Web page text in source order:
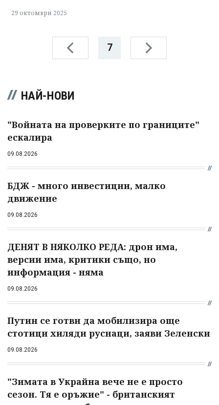
29 октомври 2025
7
НАЙ-НОВИ
"Войната на проверките по границите"
ескалира
09.08.2026
БДЖ - много инвестиции, малко
движение
09.08.2026
ДЕНЯТ В НЯКОЛКО РЕДА: дрон има,
версии има, критики също, но
информация - няма
09.08.2026
Путин се готви да мобилизира още
стотици хиляди руснаци, заяви Зеленски
09.08.2026
"Зимата в Украйна вече не е просто
сезон. Тя е оръжие" - британският